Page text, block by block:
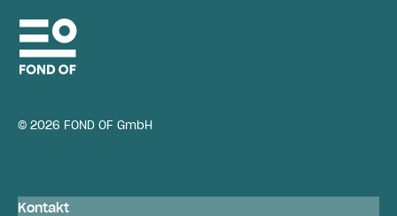
© 2026 FOND OF GmbH
Kontakt